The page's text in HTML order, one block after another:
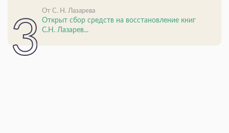
От С. Н. Лазарева
Открыт сбор средств на восстановление книг
С.Н. Лазарев...